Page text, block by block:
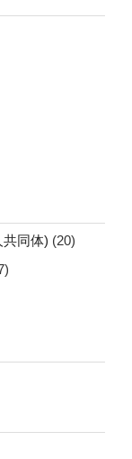
同体) (20)